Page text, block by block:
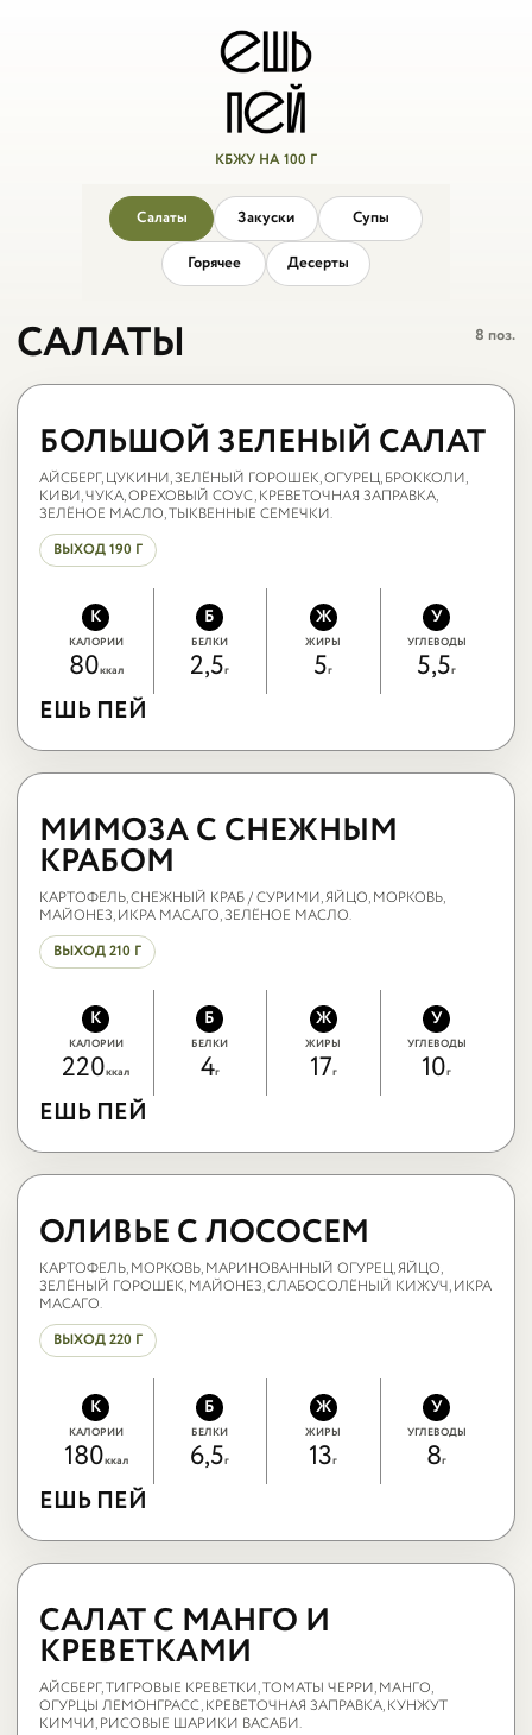
КБЖУ НА 100 Г
Салаты Закуски
Супы
Горячее
Десерты
САЛАТЫ 8 поз.
САЛАТ
БОЛЬШОЙ ЗЕЛЕНЫЙ САЛАТ
АЙСБЕРГ, ЦУКИНИ, ЗЕЛЁНЫЙ ГОРОШЕК, ОГУРЕЦ, БРОККОЛИ,
КИВИ, ЧУКА, ОРЕХОВЫЙ СОУС, КРЕВЕТОЧНАЯ ЗАПРАВКА,
ЗЕЛЁНОЕ МАСЛО, ТЫКВЕННЫЕ СЕМЕЧКИ.
ВЫХОД 190 Г
К
КАЛОРИИ
80ккал
Б
БЕЛКИ
2,5г
Ж
ЖИРЫ
5г
У
УГЛЕВОДЫ
5,5г
ЕШЬ ПЕЙ
СНЕЖНЫМ
МИМОЗА С СНЕЖНЫМ
КРАБОМ
КАРТОФЕЛЬ, СНЕЖНЫЙ КРАБ / СУРИМИ, ЯЙЦО, МОРКОВЬ,
МАЙОНЕЗ, ИКРА МАСАГО, ЗЕЛЁНОЕ МАСЛО.
ВЫХОД 210 Г
К
КАЛОРИИ
220ккал
Б
БЕЛКИ
4г
Ж
ЖИРЫ
17г
У
УГЛЕВОДЫ
10г
ЕШЬ ПЕЙ
ЛОСОСЕМ
ОЛИВЬЕ С ЛОСОСЕМ
КАРТОФЕЛЬ, МОРКОВЬ, МАРИНОВАННЫЙ ОГУРЕЦ, ЯЙЦО,
ЗЕЛЁНЫЙ ГОРОШЕК, МАЙОНЕЗ, СЛАБОСОЛЁНЫЙ КИЖУЧ, ИКРА
МАСАГО.
ВЫХОД 220 Г
К
КАЛОРИИ
180ккал
Б
БЕЛКИ
6,5г
Ж
ЖИРЫ
13г
У
УГЛЕВОДЫ
8г
ЕШЬ ПЕЙ
МАНГО
САЛАТ С МАНГО И
КРЕВЕТКАМИ
АЙСБЕРГ, ТИГРОВЫЕ КРЕВЕТКИ, ТОМАТЫ ЧЕРРИ, МАНГО,
ОГУРЦЫ ЛЕМОНГРАСС, КРЕВЕТОЧНАЯ ЗАПРАВКА, КУНЖУТ
КИМЧИ, РИСОВЫЕ ШАРИКИ ВАСАБИ.